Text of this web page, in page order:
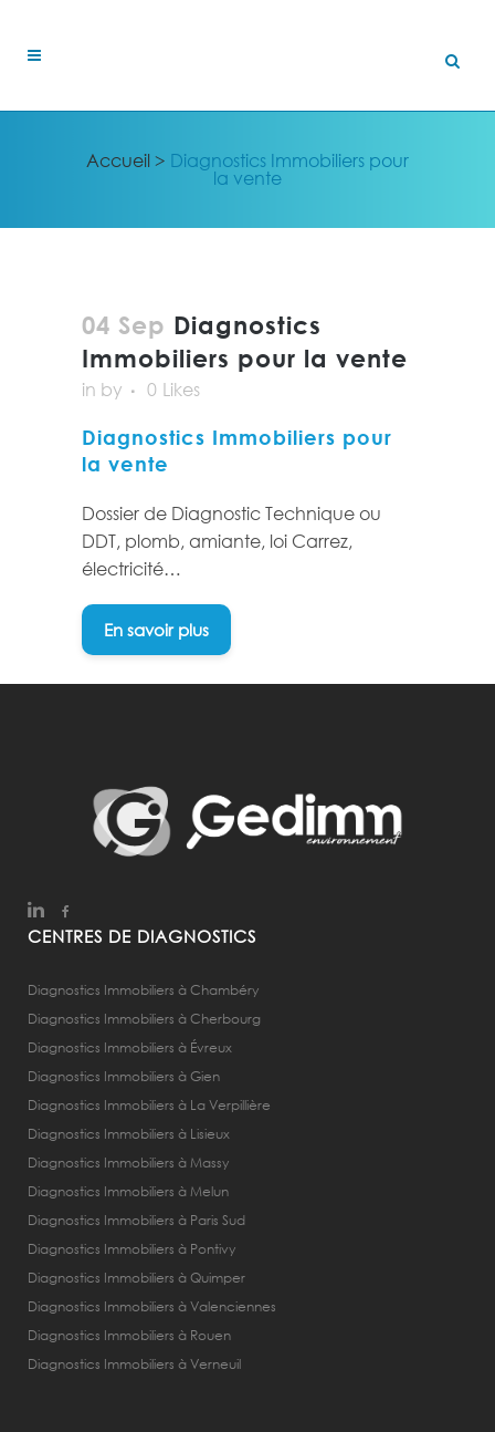
Accueil> Diagnostics Immobiliers pour
la vente
04 Sep Diagnostics
Immobiliers pour la vente
in by 0 Likes
Diagnostics Immobiliers pour
la vente
Dossier de Diagnostic Technique ou
DDT, plomb, amiante, loi Carrez,
électricité…
En savoir plus
CENTRES DE DIAGNOSTICS
Diagnostics Immobiliers à Chambéry
Diagnostics Immobiliers à Cherbourg
Diagnostics Immobiliers à Évreux
Diagnostics Immobiliers à Gien
Diagnostics Immobiliers à La Verpillière
Diagnostics Immobiliers à Lisieux
Diagnostics Immobiliers à Massy
Diagnostics Immobiliers à Melun
Diagnostics Immobiliers à Paris Sud
Diagnostics Immobiliers à Pontivy
Diagnostics Immobiliers à Quimper
Diagnostics Immobiliers à Valenciennes
Diagnostics Immobiliers à Rouen
Diagnostics Immobiliers à Verneuil